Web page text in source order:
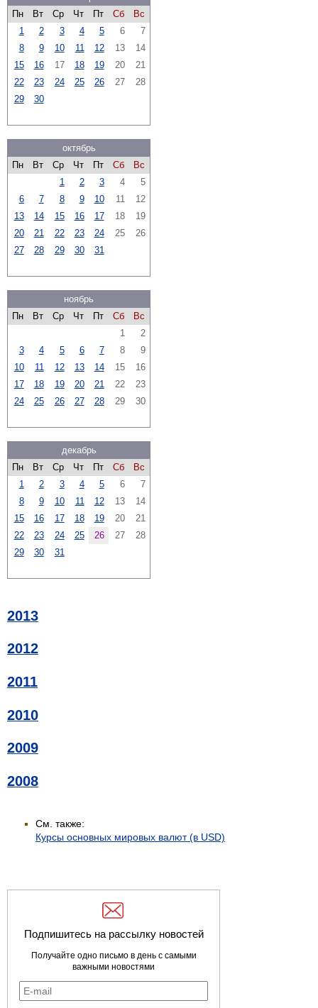
Пн
Вт Ср Чт Пт Сб
Вс
1
2 3 4 5 6
7
8
9 10 11 12 13
14
15
16 17 18 19 20
21
22
23 24 25 26 27
28
29
30
октябрь
Пн
Вт Ср Чт Пт Сб
Вс
1
2 3 4
5
6
7 8 9 10 11
12
13
14 15 16 17 18
19
20
21 22 23 24 25
26
27
28 29 30 31
ноябрь
Пн
Вт Ср Чт Пт Сб
Вс
1
2
3
4 5 6 7 8
9
10
11 12 13 14 15
16
17
18 19 20 21 22
23
24
25 26 27 28 29 30
декабрь
Пн
Вт Ср Чт Пт Сб
Вс
1
2 3 4 5 6
7
8
9 10 11 12 13
14
15
16 17 18 19 20
21
22
23 24 25 26 27
28
29
30 31
2013
2012
2011
2010
2009
2008
См. также:
Курсы основных мировых валют (в USD)
Подпишитесь на рассылку новостей
Получайте одно письмо в день с самыми
важными новостями